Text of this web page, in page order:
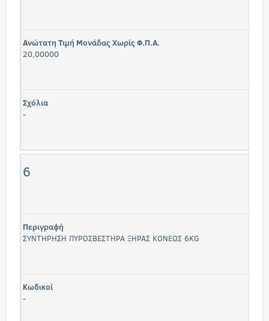
Ανώτατη Τιμή Μονάδας Χωρίς Φ.Π.Α.
20,00000
Σχόλια
-
6
Περιγραφή
ΣΥΝΤΗΡΗΣΗ ΠΥΡΟΣΒΕΣΤΗΡΑ ΞΗΡΑΣ ΚΟΝΕΩΣ 6KG
Κωδικοί
-